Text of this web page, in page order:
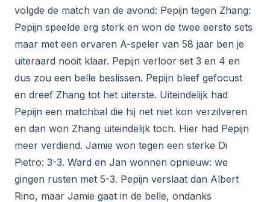
volgde de match van de avond: Pepijn tegen Zhang:
Pepijn speelde erg sterk en won de twee eerste sets
maar met een ervaren A-speler van 58 jaar ben je
uiteraard nooit klaar. Pepijn verloor set 3 en 4 en
dus zou een belle beslissen. Pepijn bleef gefocust
en dreef Zhang tot het uiterste. Uiteindelijk had
Pepijn een matchbal die hij net niet kon verzilveren
en dan won Zhang uiteindelijk toch. Hier had Pepijn
meer verdiend. Jamie won tegen een sterke Di
Pietro: 3-3. Ward en Jan wonnen opnieuw: we
gingen rusten met 5-3. Pepijn verslaat dan Albert
Rino, maar Jamie gaat in de belle, ondanks